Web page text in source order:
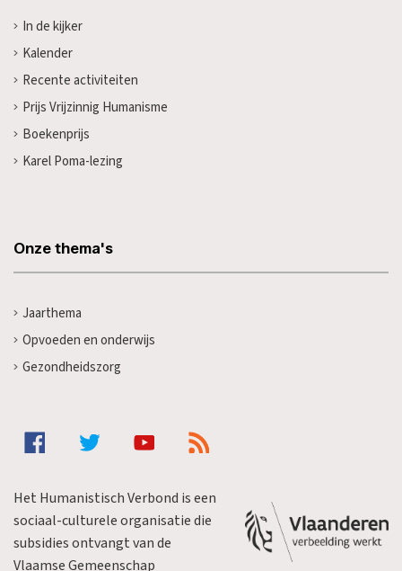
In de kijker
Kalender
Recente activiteiten
Prijs Vrijzinnig Humanisme
Boekenprijs
Karel Poma-lezing
Onze thema's
Jaarthema
Opvoeden en onderwijs
Gezondheidszorg
Het Humanistisch Verbond is een
sociaal-culturele organisatie die
subsidies ontvangt van de
Vlaamse Gemeenschap